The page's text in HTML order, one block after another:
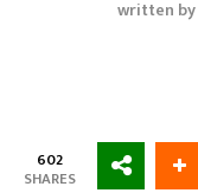
written by
602
SHARES